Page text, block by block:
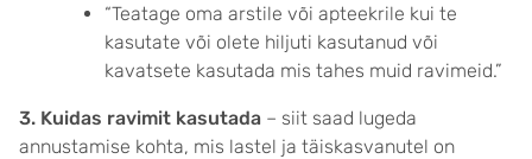
“Teatage oma arstile või apteekrile kui te
kasutate või olete hiljuti kasutanud või
kavatsete kasutada mis tahes muid ravimeid.”
3. Kuidas ravimit kasutada – siit saad lugeda
annustamise kohta, mis lastel ja täiskasvanutel on